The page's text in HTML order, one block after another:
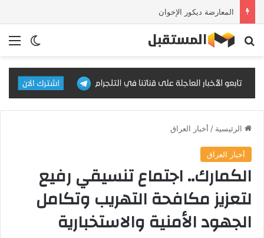
المعارضة ديكور الإخوان
الوضع بحث عن
الرئيسية / أخبار العراق
أخبار العراق
الكمارك.. اجتماع تنسيقي رفيع
لتعزيز مكافحة التهريب وتكامل
الجهود الأمنية والاستخبارية